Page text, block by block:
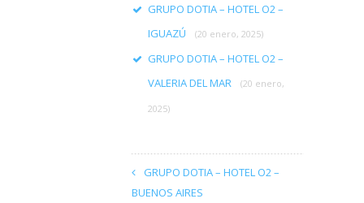
GRUPO DOTIA – HOTEL O2 –
IGUAZÚ
(20 enero, 2025)
GRUPO DOTIA – HOTEL O2 –
VALERIA DEL MAR
(20 enero,
2025)
GRUPO DOTIA – HOTEL O2 –
BUENOS AIRES